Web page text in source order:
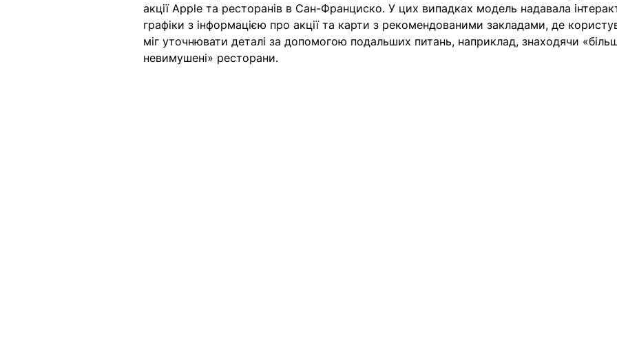
акції Apple та ресторанів в Сан-Франциско. У цих випадках модель надавала
графіки з інформацією про акції та карти з рекомендованими закладами, де
міг уточнювати деталі за допомогою подальших питань, наприклад, знаходячи
невимушені» ресторани.